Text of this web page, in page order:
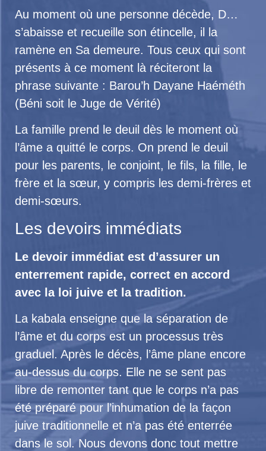
Au moment où une personne décède, D…
s’abaisse et recueille son étincelle, il la
ramène en Sa demeure. Tous ceux qui sont
présents à ce moment là réciteront la
phrase suivante : Barou’h Dayane Haéméth
(Béni soit le Juge de Vérité)
La famille prend le deuil dès le moment où
l’âme a quitté le corps. On prend le deuil
pour les parents, le conjoint, le fils, la fille, le
frère et la sœur, y compris les demi-frères et
demi-sœurs.
Les devoirs immédiats
Le devoir immédiat est d’assurer un
enterrement rapide, correct en accord
avec la loi juive et la tradition.
La kabala enseigne que la séparation de
l’âme et du corps est un processus très
graduel. Après le décès, l’âme plane encore
au-dessus du corps. Elle ne se sent pas
libre de remonter tant que le corps n’a pas
été préparé pour l’inhumation de la façon
juive traditionnelle et n’a pas été enterrée
dans le sol. Nous devons donc tout mettre